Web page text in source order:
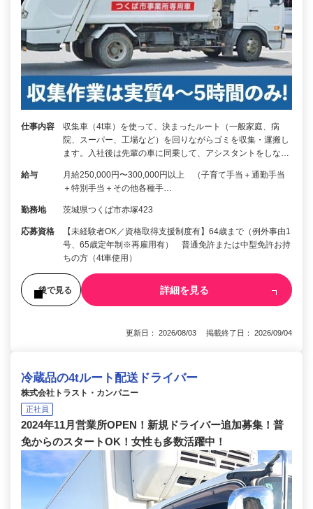
仕事内容
収集車（4t車）を使って、決まったルート（一般家庭、病
院、スーパー、工場など）を回りながらゴミを収集・運搬し
ます。入社後は先輩の車に同乗して、アシスタントをしな…
給与
月給250,000円〜300,000円以上 （子育て手当＋通勤手当
＋特別手当＋その他各種手…
勤務地 茨城県つくば市赤塚423
応募資格
【未経験者OK／資格取得支援制度有】64歳まで（例外事由1
号、65歳定年制※再雇用有） 普通免許または中型免許お持
ちの方（4t車使用）
後で見る 詳細を見る
更新日： 2026/08/03 掲載終了日： 2026/09/04
冷蔵品の4tルート配送ドライバー
株式会社トラスト・カンパニー
正社員
2024年11月営業所OPEN！新規ドライバー追加募集！普
免からのスタートOK！女性も多数活躍中！